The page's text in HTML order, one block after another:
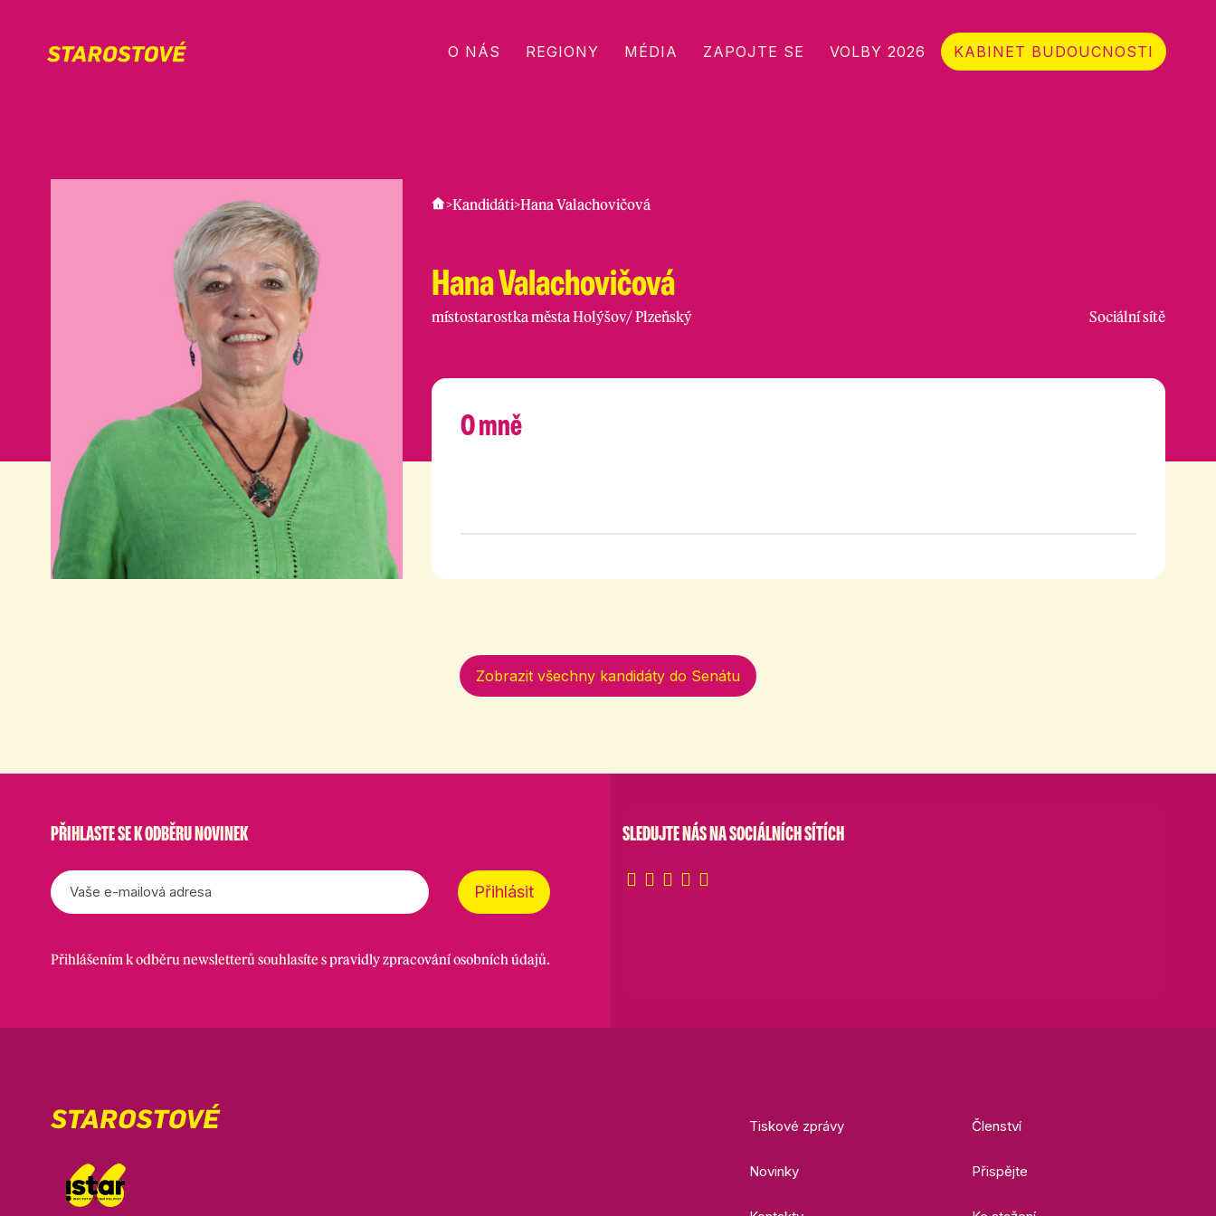
O NÁS REGIONY MÉDIA ZAPOJTE SE VOLBY 2026 KABINET BUDOUCNOSTI
>Kandidáti>Hana Valachovičová
Hana Valachovičová
místostarostka města Holýšov/Plzeňský Sociální sítě
O mně
Zobrazit všechny kandidáty do Senátu
PŘIHLASTE SE K ODBĚRU NOVINEK
E-
mail
Přihlásit
Přihlášením k odběru newsletterů souhlasíte spravidly zpracování osobních údajů.
SLEDUJTE NÁS NA SOCIÁLNÍCH SÍTÍCH
Tiskové zprávy
Novinky
Členství
Přispějte